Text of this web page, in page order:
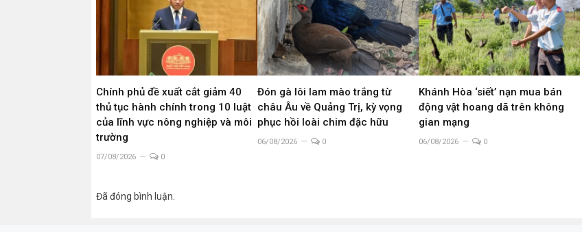
Chính phủ đề xuất cắt giảm 40
thủ tục hành chính trong 10 luật
của lĩnh vực nông nghiệp và môi
trường
07/08/2026 0
Đón gà lôi lam mào trắng từ
châu Âu về Quảng Trị, kỳ vọng
phục hồi loài chim đặc hữu
06/08/2026 0
Khánh Hòa ‘siết’ nạn mua bán
động vật hoang dã trên không
gian mạng
06/08/2026 0
Đã đóng bình luận.